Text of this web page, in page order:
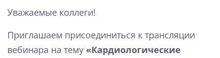
Уважаемые коллеги!
Приглашаем присоединиться к трансляции
вебинара на тему «Кардиологические